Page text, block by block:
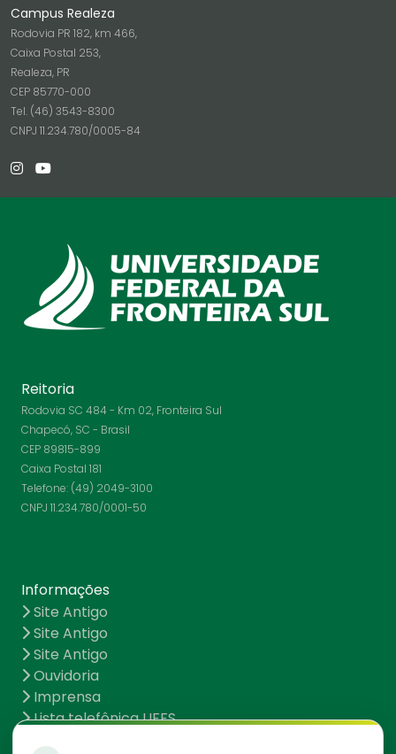
Campus Realeza
Rodovia PR 182, km 466,
Caixa Postal 253,
Realeza, PR
CEP 85770-000
Tel. (46) 3543-8300
CNPJ 11.234.780/0005-84
Reitoria
Rodovia SC 484 - Km 02, Fronteira Sul
Chapecó, SC - Brasil
CEP 89815-899
Caixa Postal 181
Telefone: (49) 2049-3100
CNPJ 11.234.780/0001-50
Informações
Site Antigo
Site Antigo
Site Antigo
Ouvidoria
Imprensa
Lista telefônica UFFS